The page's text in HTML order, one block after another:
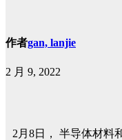
作者gan, lanjie
2 月 9, 2022
2月8日， 半导体材料